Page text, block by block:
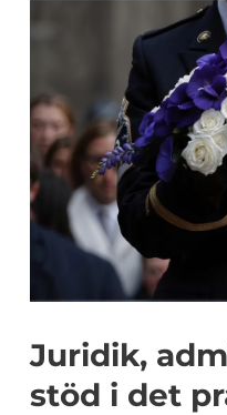
Juridik,
stöd i det